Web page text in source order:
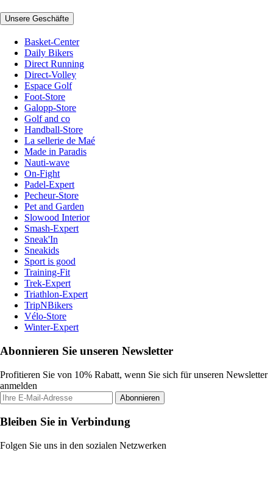
Unsere Geschäfte
Basket-Center
Daily Bikers
Direct Running
Direct-Volley
Espace Golf
Foot-Store
Galopp-Store
Golf and co
Handball-Store
La sellerie de Maé
Made in Paradis
Nauti-wave
On-Fight
Padel-Expert
Pecheur-Store
Pet and Garden
Slowood Interior
Smash-Expert
Sneak'In
Sneakids
Sport is good
Training-Fit
Trek-Expert
Triathlon-Expert
TripNBikers
Vélo-Store
Winter-Expert
Abonnieren Sie unseren Newsletter
Profitieren Sie von 10% Rabatt, wenn Sie sich für unseren Newsletter
anmelden
Abonnieren
Bleiben Sie in Verbindung
Folgen Sie uns in den sozialen Netzwerken